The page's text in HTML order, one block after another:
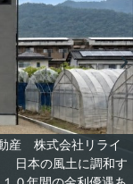
産 株式会社リライ
日本の風土に調和す